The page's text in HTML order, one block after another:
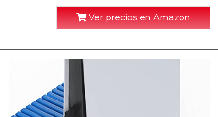
Ver precios en Amazon